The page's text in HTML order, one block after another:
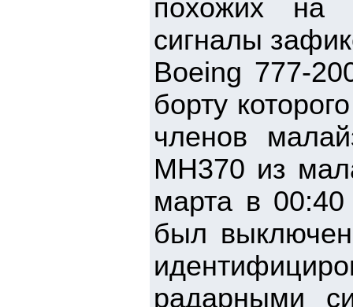
похожих на
сигналы
Boeing 777-
борту
членов
MH370 из
марта в
был выключен
радарными